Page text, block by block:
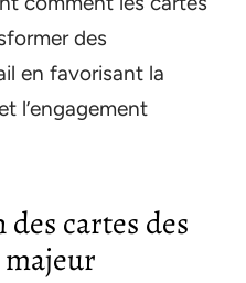
des
en favorisant la
l’engagement
cartes des